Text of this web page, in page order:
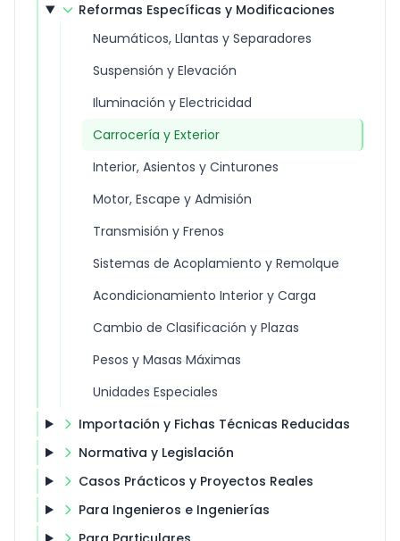
Reformas Específicas y Modificaciones
Neumáticos, Llantas y Separadores
Suspensión y Elevación
Iluminación y Electricidad
Carrocería y Exterior
Interior, Asientos y Cinturones
Motor, Escape y Admisión
Transmisión y Frenos
Sistemas de Acoplamiento y Remolque
Acondicionamiento Interior y Carga
Cambio de Clasificación y Plazas
Pesos y Masas Máximas
Unidades Especiales
Importación y Fichas Técnicas Reducidas
Normativa y Legislación
Casos Prácticos y Proyectos Reales
Para Ingenieros e Ingenierías